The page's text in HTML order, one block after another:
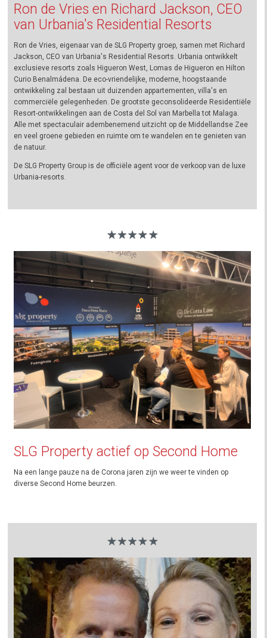
Ron de Vries en Richard Jackson, CEO
van Urbania's Residential Resorts
Ron de Vries, eigenaar van de SLG Property groep, samen met Richard
Jackson, CEO van Urbania's Residential Resorts. Urbania ontwikkelt
exclusieve resorts zoals Higueron West, Lomas de Higueron en Hilton
Curio Benalmádena. De eco-vriendelijke, moderne, hoogstaande
ontwikkeling zal bestaan uit duizenden appartementen, villa's en
commerciële gelegenheden. De grootste geconsolideerde Residentiële
Resort-ontwikkelingen aan de Costa del Sol van Marbella tot Malaga.
Alle met spectaculair adembenemend uitzicht op de Middellandse Zee
en veel groene gebieden en ruimte om te wandelen en te genieten van
de natuur.
De SLG Property Group is de officiële agent voor de verkoop van de luxe
Urbania-resorts.
SLG Property actief op Second Home
Na een lange pauze na de Corona jaren zijn we weer te vinden op
diverse Second Home beurzen.